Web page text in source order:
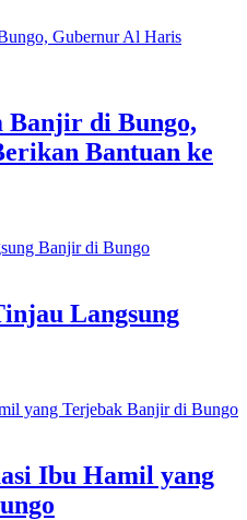
Banjir di Bungo,
Bantuan ke
Langsung
Ibu Hamil yang